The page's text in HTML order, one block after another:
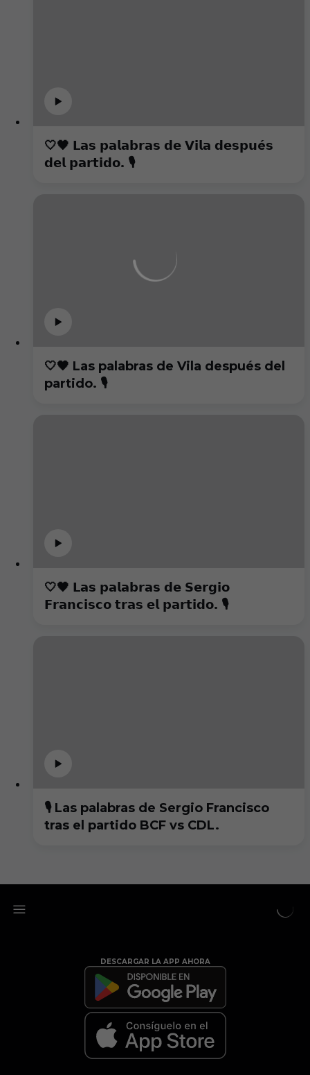
🤍🖤 𝗟𝗮𝘀 𝗽𝗮𝗹𝗮𝗯𝗿𝗮𝘀 𝗱𝗲 𝗩𝗶𝗹𝗮 𝗱𝗲𝘀𝗽𝘂é𝘀
𝗱𝗲𝗹 𝗽𝗮𝗿𝘁𝗶𝗱𝗼. 🎙️
🤍🖤 Las palabras de Vila después del
partido. 🎙️
🤍🖤 𝗟𝗮𝘀 𝗽𝗮𝗹𝗮𝗯𝗿𝗮𝘀 𝗱𝗲 𝗦𝗲𝗿𝗴𝗶𝗼
𝗙𝗿𝗮𝗻𝗰𝗶𝘀𝗰𝗼 𝘁𝗿𝗮𝘀 𝗲𝗹 𝗽𝗮𝗿𝘁𝗶𝗱𝗼. 🎙️
🎙️ Las palabras de Sergio Francisco
tras el partido BCF vs CDL.
DESCARGAR LA APP AHORA